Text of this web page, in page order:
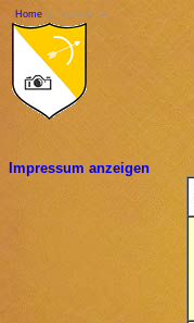
Home | Zurück zu
Impressum anzeigen